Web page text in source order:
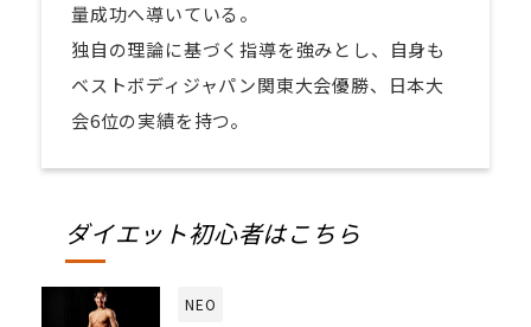
量成功へ導いている。
独自の理論に基づく指導を強みとし、自身も
ベストボディジャパン関東大会優勝、日本大
会6位の実績を持つ。
ダイエット初心者はこちら
NEO